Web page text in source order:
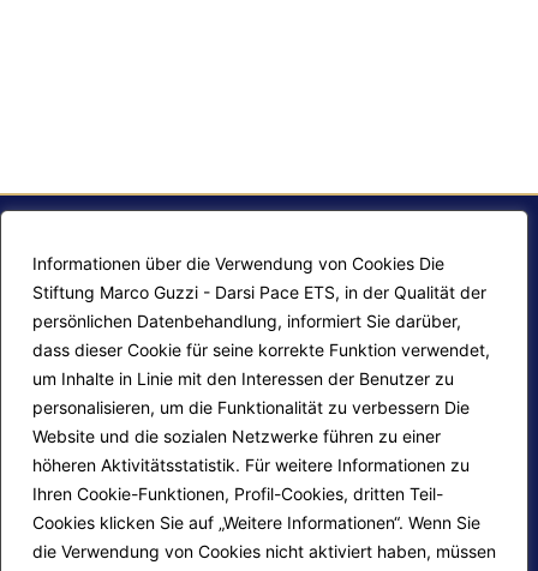
Informationen über die Verwendung von Cookies Die
Stiftung Marco Guzzi - Darsi Pace ETS, in der Qualität der
persönlichen Datenbehandlung, informiert Sie darüber,
dass dieser Cookie für seine korrekte Funktion verwendet,
um Inhalte in Linie mit den Interessen der Benutzer zu
personalisieren, um die Funktionalität zu verbessern Die
Website und die sozialen Netzwerke führen zu einer
höheren Aktivitätsstatistik. Für weitere Informationen zu
Ihren Cookie-Funktionen, Profil-Cookies, dritten Teil-
Cookies klicken Sie auf „Weitere Informationen“. Wenn Sie
die Verwendung von Cookies nicht aktiviert haben, müssen
F.A.Q.
Mappa del sito
Progetti Darsi Pace
Login redattori
Calendario corsi
Privacy Policy
Cookie Policy